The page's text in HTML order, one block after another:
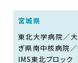
宮城県
東北大学病院／
ぎ県南中核病院
IMS東北ブロック